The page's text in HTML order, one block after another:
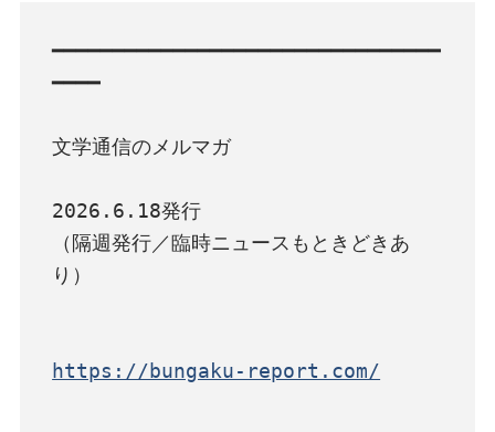
━━━━━━━━━━━━━━━━━━━━━━━━━━━━━━━━
━━━━
文学通信のメルマガ
2026.6.18発行
（隔週発行／臨時ニュースもときどきあ
り）
https://bungaku-report.com/